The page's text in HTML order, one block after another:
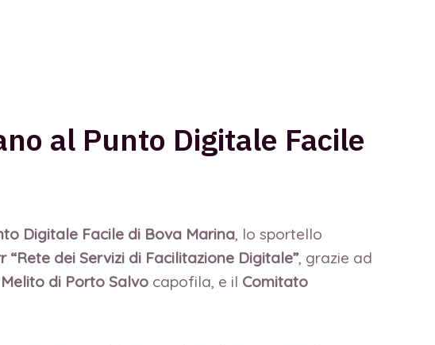
al Punto Digitale Facile
Digitale Facile di Bova Marina, lo sportello
“Rete dei Servizi di Facilitazione Digitale”, grazie ad
di Porto Salvo capofila, e il Comitato